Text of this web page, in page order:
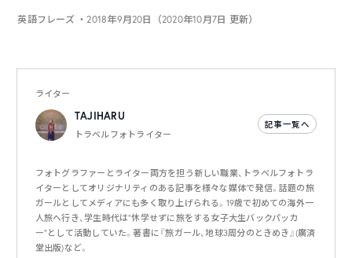
英語フレーズ ・2018年9月20日（2020年10月7日 更新）
ライター
TAJIHARU
トラベルフォトライター
記事一覧へ
フォトグラファーとライター両方を担う新しい職業、トラベルフォトラ
イターとしてオリジナリティのある記事を様々な媒体で発信。話題の旅
ガールとしてメディアにも多く取り上げられる。19歳で初めての海外一
人旅へ行き、学生時代は“休学せずに旅をする女子大生バックパッカ
ー“として活動していた。著書に『旅ガール、地球3周分のときめき』(廣済
堂出版)など。